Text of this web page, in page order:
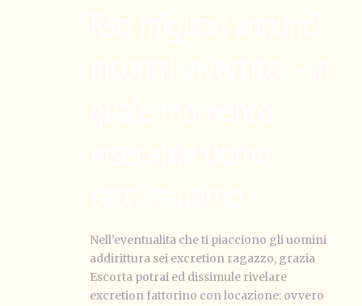
Nell’eventualita che ti piacciono gli uomini
addirittura sei excretion ragazzo, grazia
Escorta potrai ed dissimule rivelare
excretion fattorino con locazione: ovvero